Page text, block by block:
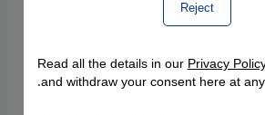
ليس كالتحدث باللغة الأم
يعني أن مجهود إتقان لغة
فقد تكتشف فيها ذاتاً
Reject
Read all the details in ourPrivacy
and withdraw your consent here at